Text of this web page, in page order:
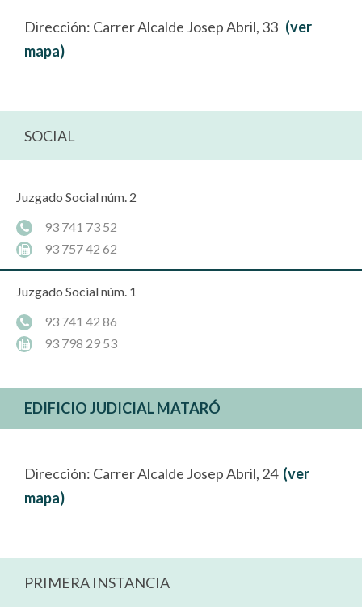
Dirección: Carrer Alcalde Josep Abril, 33 (ver
mapa)
SOCIAL
Juzgado Social núm. 2
93 741 73 52
93 757 42 62
Juzgado Social núm. 1
93 741 42 86
93 798 29 53
EDIFICIO JUDICIAL MATARÓ
Dirección: Carrer Alcalde Josep Abril, 24 (ver
mapa)
PRIMERA INSTANCIA